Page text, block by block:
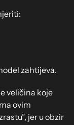
zahtijeva.
veličina koje
ovim
jer u obzir